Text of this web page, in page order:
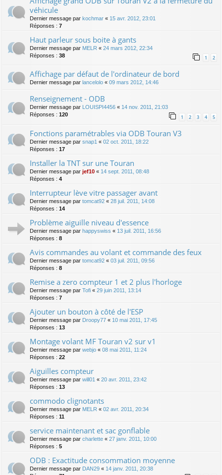
véhicule
Dernier message par kochmar « 15 avr. 2012, 23:01
Réponses : 7
Haut parleur sous boite à gants
Dernier message par MELR « 24 mars 2012, 22:34
Réponses : 38 1 2
Affichage par défaut de l'ordinateur de bord
Dernier message par lancelolo « 09 mars 2012, 14:46
Renseignement - ODB
Dernier message par LOUISPI4456 « 14 nov. 2011, 21:03
Réponses : 120 1 2 3 4 5
Fonctions paramétrables via ODB Touran V3
Dernier message par snap1 « 02 oct. 2011, 18:22
Réponses : 17
Installer la TNT sur une Touran
Dernier message par jef10 « 14 sept. 2011, 08:48
Réponses : 4
Interrupteur lève vitre passager avant
Dernier message par tomcat92 « 28 juil. 2011, 14:08
Réponses : 14
Problème aiguille niveau d'essence
Dernier message par happyswiss « 13 juil. 2011, 16:56
Réponses : 8
Avis commandes au volant et commande des feux
Dernier message par tomcat92 « 03 juil. 2011, 09:56
Réponses : 8
Remise a zero compteur 1 et 2 plus l'horloge
Dernier message par Tofi « 29 juin 2011, 13:14
Réponses : 7
Ajouter un bouton à côté de l'ESP
Dernier message par Droopy77 « 10 mai 2011, 17:45
Réponses : 13
Montage volant MF Touran v2 sur v1
Dernier message par webjo « 08 mai 2011, 11:24
Réponses : 22
Aiguilles compteur
Dernier message par will01 « 20 avr. 2011, 23:42
Réponses : 13
commodo clignotants
Dernier message par MELR « 02 avr. 2011, 20:34
Réponses : 11
service maintenant et sac gonflable
Dernier message par charlette « 27 janv. 2011, 10:00
Réponses : 5
ODB : Exactitude consommation moyenne
Dernier message par DAN29 « 14 janv. 2011, 20:38